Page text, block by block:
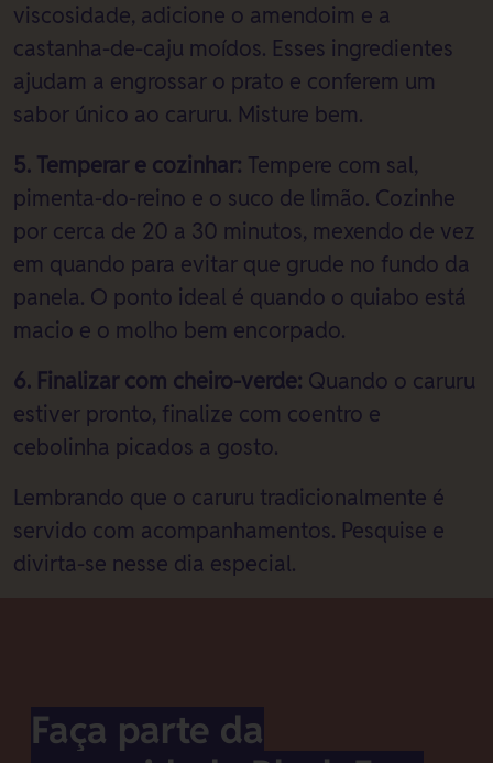
viscosidade, adicione o amendoim e a
castanha-de-caju moídos. Esses ingredientes
ajudam a engrossar o prato e conferem um
sabor único ao caruru. Misture bem.
5. Temperar e cozinhar: Tempere com sal,
pimenta-do-reino e o suco de limão. Cozinhe
por cerca de 20 a 30 minutos, mexendo de vez
em quando para evitar que grude no fundo da
panela. O ponto ideal é quando o quiabo está
macio e o molho bem encorpado.
6. Finalizar com cheiro-verde: Quando o caruru
estiver pronto, finalize com coentro e
cebolinha picados a gosto.
Lembrando que o caruru tradicionalmente é
servido com acompanhamentos. Pesquise e
divirta-se nesse dia especial.
Faça parte da